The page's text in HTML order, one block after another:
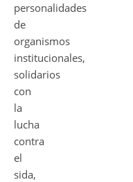
personalidades
de
organismos
institucionales,
solidarios
con
la
lucha
contra
el
sida,